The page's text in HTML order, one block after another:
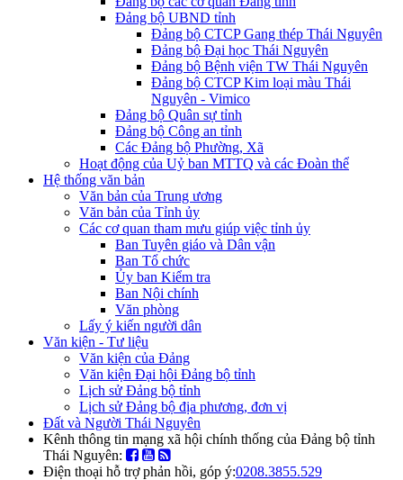
Đảng bộ UBND tỉnh
Đảng bộ CTCP Gang thép Thái Nguyên
Đảng bộ Đại học Thái Nguyên
Đảng bộ Bệnh viện TW Thái Nguyên
Đảng bộ CTCP Kim loại màu Thái
Nguyên - Vimico
Đảng bộ Quân sự tỉnh
Đảng bộ Công an tỉnh
Các Đảng bộ Phường, Xã
Hoạt động của Uỷ ban MTTQ và các Đoàn thể
Hệ thống văn bản
Văn bản của Trung ương
Văn bản của Tỉnh ủy
Các cơ quan tham mưu giúp việc tỉnh ủy
Ban Tuyên giáo và Dân vận
Ban Tổ chức
Ủy ban Kiểm tra
Ban Nội chính
Văn phòng
Lấy ý kiến người dân
Văn kiện - Tư liệu
Văn kiện của Đảng
Văn kiện Đại hội Đảng bộ tỉnh
Lịch sử Đảng bộ tỉnh
Lịch sử Đảng bộ địa phương, đơn vị
Đất và Người Thái Nguyên
Kênh thông tin mạng xã hội chính thống của Đảng bộ tỉnh
Thái Nguyên:
Điện thoại hỗ trợ phản hồi, góp ý:0208.3855.529